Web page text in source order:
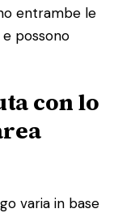
entrambe le
possono
con lo
varia in base